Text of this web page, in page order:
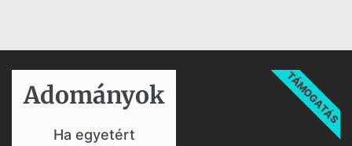
Adományok​
Ha egyetért
TÁMOGATÁS